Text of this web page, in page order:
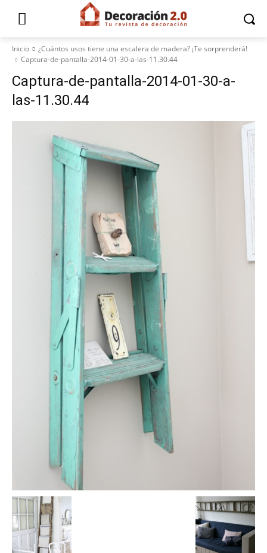
Inicio
¿Cuántos usos tiene una escalera de madera? ¡Te sorprenderá!
Captura-de-pantalla-2014-01-30-a-las-11.30.44
Captura-de-pantalla-2014-01-30-a-
las-11.30.44